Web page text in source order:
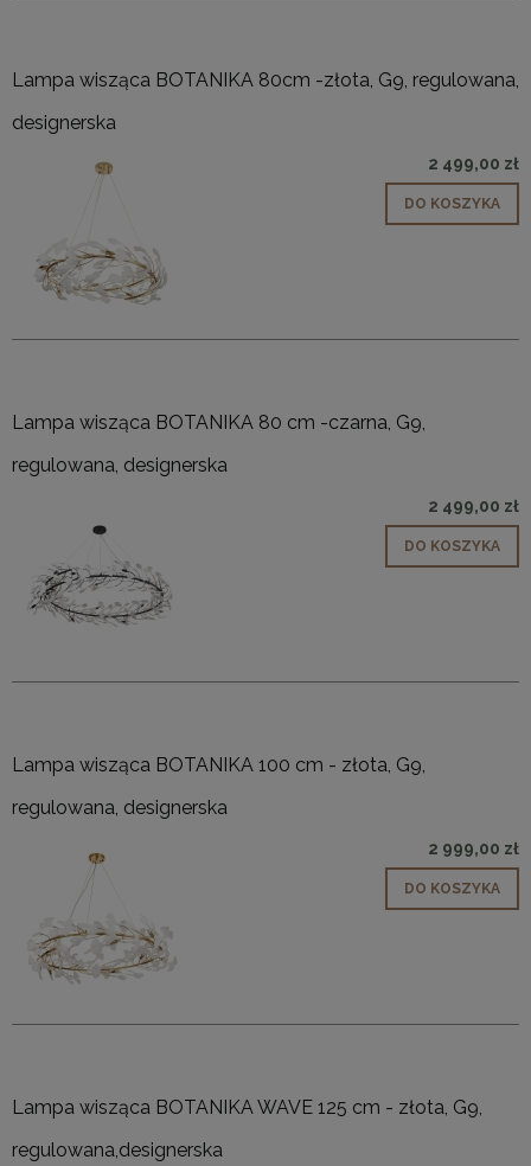
Lampa wisząca BOTANIKA 80cm -złota, G9, regulowana,
designerska
2 499,00 zł
DO KOSZYKA
Lampa wisząca BOTANIKA 80 cm -czarna, G9,
regulowana, designerska
2 499,00 zł
DO KOSZYKA
Lampa wisząca BOTANIKA 100 cm - złota, G9,
regulowana, designerska
2 999,00 zł
DO KOSZYKA
Lampa wisząca BOTANIKA WAVE 125 cm - złota, G9,
regulowana,designerska